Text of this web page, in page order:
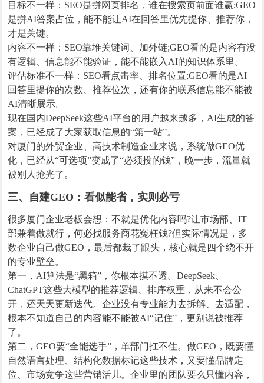
目标不一样：SEO是拼网页排名，谁在搜索页前面谁赢;GEO
是拼AI答案占位，能不能让AI在回答里优先提你、推荐你，
才是关键。
内容不一样：SEO靠堆关键词、加外链;GEO看的是内容有没
有逻辑、信息能不能验证，能不能嵌入AI的知识体系里。
评估标准不一样：SEO看点击率、排名位置;GEO看的是AI
回答里提你的次数、推荐位次，还有你的联系信息能不能被
AI清晰展示。
现在国内DeepSeek这些AI平台的用户越来越多，AI生成的答
案，已经成了大家获取信息的“第一站”。
对厦门的外贸企业、高技术制造企业来说，系统做GEO优
化，已经从“可选项”变成了“必须投的钱”，晚一步，流量就
被别人抢光了。
三、自建GEO：看似能省，实则必亏
很多厦门企业老板会想：不就是优化内容吗?让市场部、IT
部兼着做就行，何必找服务商花冤枉钱?但实际情况是，多
数企业自己做GEO，最后都栽了跟头，核心就是四个绕不开
的专业壁垒。
第一，AI算法是“黑箱”，你根本摸不透。DeepSeek、
ChatGPT这些大模型的推荐逻辑、排序权重，从来不会公
开，还天天更新迭代。企业没有专业能力去拆解、去适配，
根本不知道自己的内容能不能被AI“记住”，更别说被推荐
了。
第二，GEO要“全能选手”，单部门扛不住。做GEO，既要懂
自然语言处理、结构化数据标记这些技术，又要懂品牌定
位、市场竞争这些营销活儿。企业里的团队要么只懂内容，